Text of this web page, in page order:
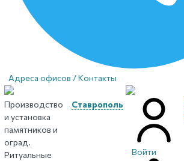
Адреса офисов / Контакты
Производство
и установка
памятников и
оград.
Ритуальные
Ставрополь
Войти